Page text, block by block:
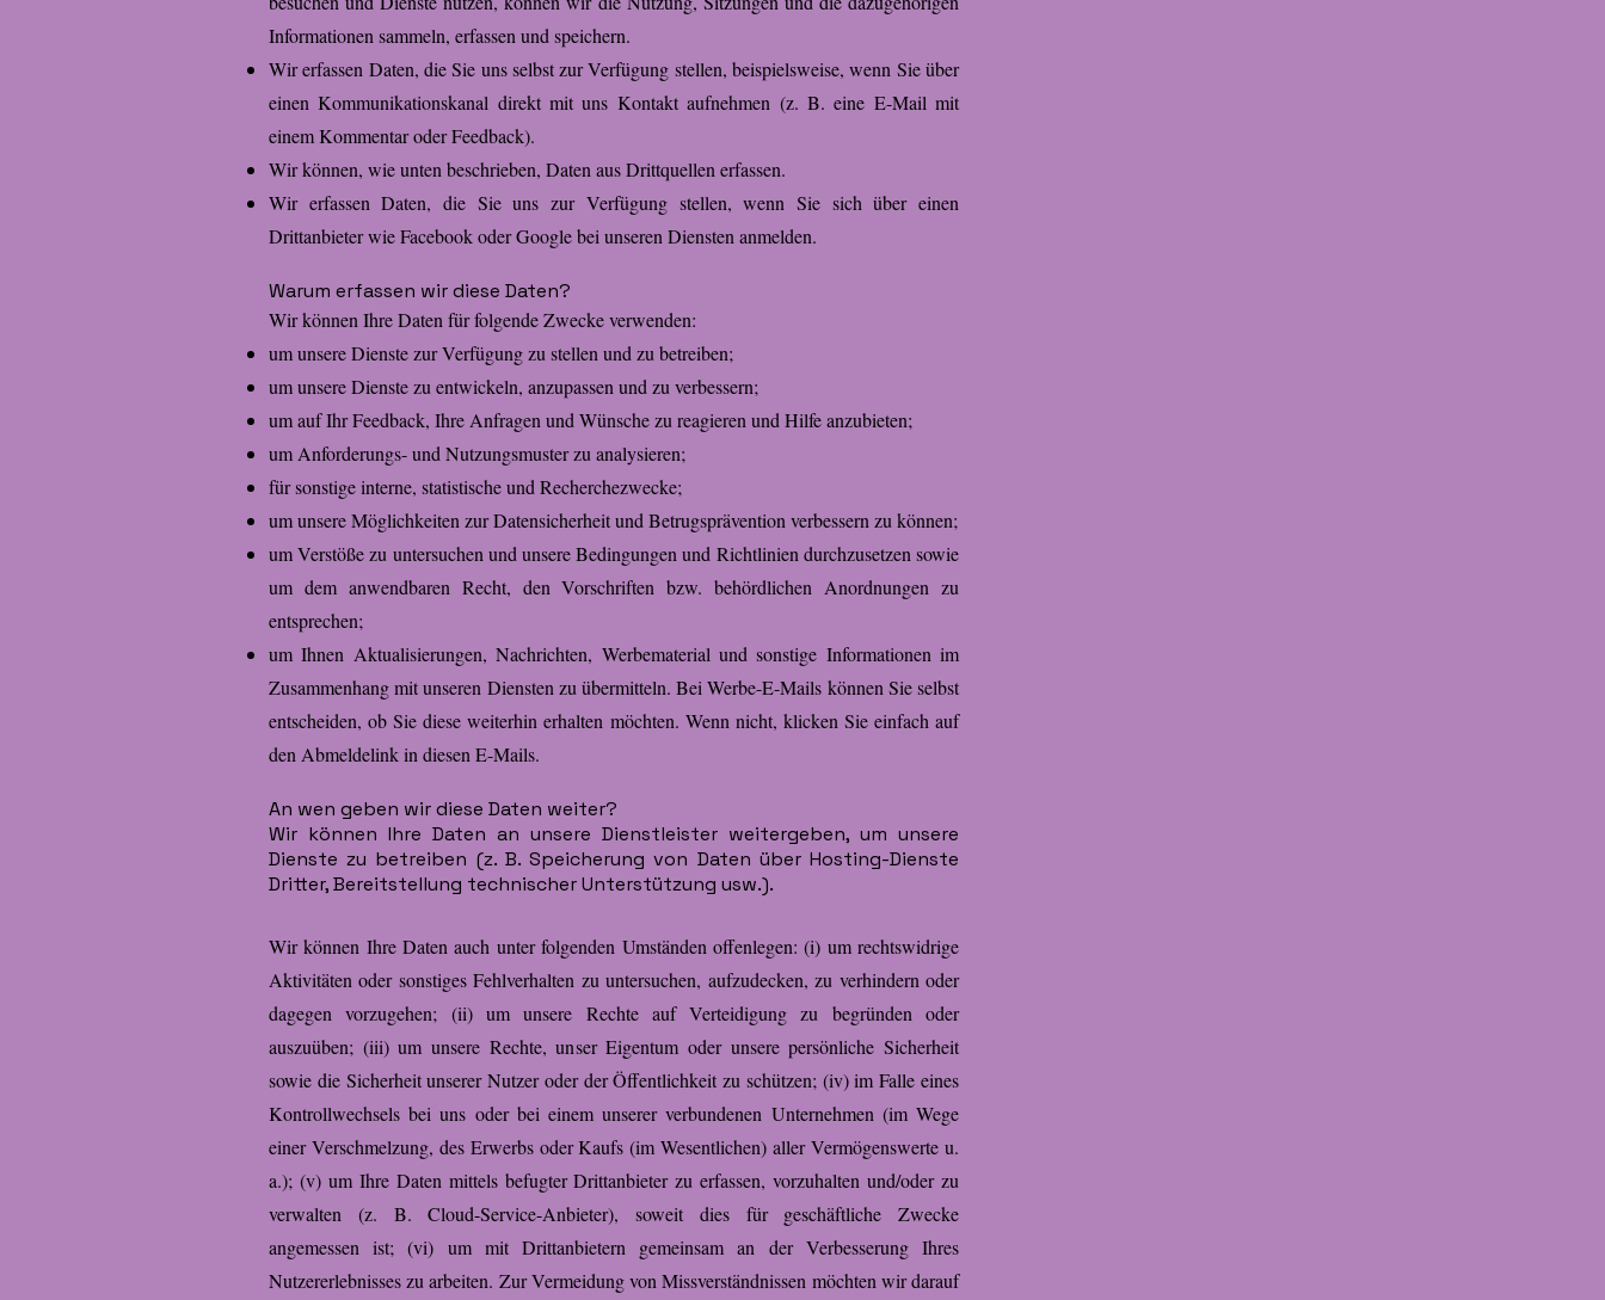
Informationen sammeln, erfassen und speichern.
Wir erfassen Daten, die Sie uns selbst zur Verfügung stellen, beispielsweise, wenn Sie über
einen Kommunikationskanal direkt mit uns Kontakt aufnehmen (z. B. eine E-Mail mit
einem Kommentar oder Feedback).
Wir können, wie unten beschrieben, Daten aus Drittquellen erfassen.
Wir erfassen Daten, die Sie uns zur Verfügung stellen, wenn Sie sich über einen
Drittanbieter wie Facebook oder Google bei unseren Diensten anmelden.
Warum erfassen wir diese Daten?
Wir können Ihre Daten für folgende Zwecke verwenden:
um unsere Dienste zur Verfügung zu stellen und zu betreiben;
um unsere Dienste zu entwickeln, anzupassen und zu verbessern;
um auf Ihr Feedback, Ihre Anfragen und Wünsche zu reagieren und Hilfe anzubieten;
um Anforderungs- und Nutzungsmuster zu analysieren;
für sonstige interne, statistische und Recherchezwecke;
um unsere Möglichkeiten zur Datensicherheit und Betrugsprävention verbessern zu können;
um Verstöße zu untersuchen und unsere Bedingungen und Richtlinien durchzusetzen sowie
um dem anwendbaren Recht, den Vorschriften bzw. behördlichen Anordnungen zu
entsprechen;
um Ihnen Aktualisierungen, Nachrichten, Werbematerial und sonstige Informationen im
Zusammenhang mit unseren Diensten zu übermitteln. Bei Werbe-E-Mails können Sie selbst
entscheiden, ob Sie diese weiterhin erhalten möchten. Wenn nicht, klicken Sie einfach auf
den Abmeldelink in diesen E-Mails.
An wen geben wir diese Daten weiter?
Wir können Ihre Daten an unsere Dienstleister weitergeben, um unsere
Dienste zu betreiben (z. B. Speicherung von Daten über Hosting-Dienste
Dritter, Bereitstellung technischer Unterstützung usw.).
Wir können Ihre Daten auch unter folgenden Umständen offenlegen: (i) um rechtswidrige
Aktivitäten oder sonstiges Fehlverhalten zu untersuchen, aufzudecken, zu verhindern oder
dagegen vorzugehen; (ii) um unsere Rechte auf Verteidigung zu begründen oder
auszuüben; (iii) um unsere Rechte, unser Eigentum oder unsere persönliche Sicherheit
sowie die Sicherheit unserer Nutzer oder der Öffentlichkeit zu schützen; (iv) im Falle eines
Kontrollwechsels bei uns oder bei einem unserer verbundenen Unternehmen (im Wege
einer Verschmelzung, des Erwerbs oder Kaufs (im Wesentlichen) aller Vermögenswerte u.
a.); (v) um Ihre Daten mittels befugter Drittanbieter zu erfassen, vorzuhalten und/oder zu
verwalten (z. B. Cloud-Service-Anbieter), soweit dies für geschäftliche Zwecke
angemessen ist; (vi) um mit Drittanbietern gemeinsam an der Verbesserung Ihres
Nutzererlebnisses zu arbeiten. Zur Vermeidung von Missverständnissen möchten wir darauf